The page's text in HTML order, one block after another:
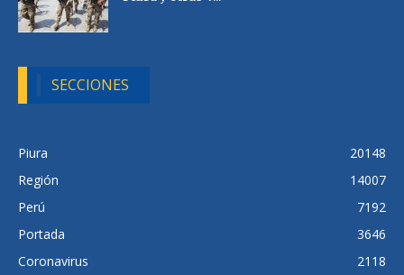
SECCIONES
Piura
20148
Región
14007
Perú
7192
Portada
3646
Coronavirus
2118